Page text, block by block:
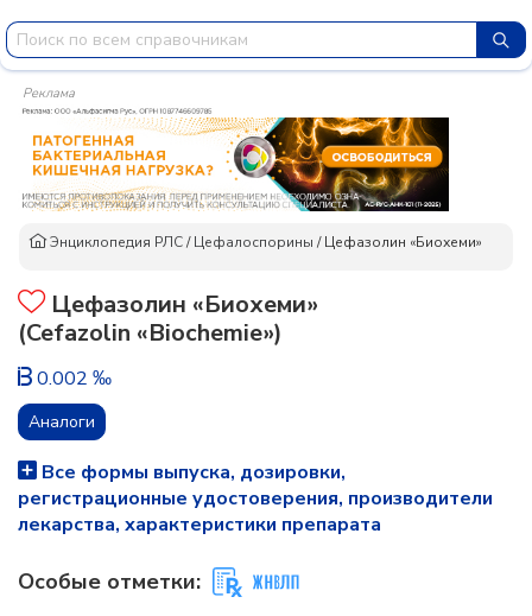
Реклама
Энциклопедия РЛС/Цефалоспорины /Цефазолин «Биохеми»
Цефазолин «Биохеми»
(Cefazolin «Biochemie»)
0.002 ‰
Аналоги
Все формы выпуска, дозировки,
регистрационные удостоверения, производители
лекарства, характеристики препарата
Особые отметки: